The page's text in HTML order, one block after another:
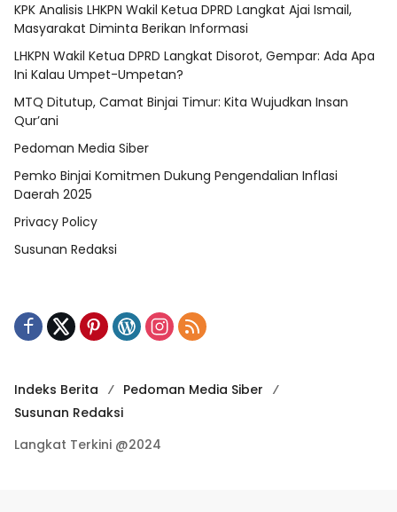
KPK Analisis LHKPN Wakil Ketua DPRD Langkat Ajai Ismail,
Masyarakat Diminta Berikan Informasi
LHKPN Wakil Ketua DPRD Langkat Disorot, Gempar: Ada Apa
Ini Kalau Umpet-Umpetan?
MTQ Ditutup, Camat Binjai Timur: Kita Wujudkan Insan
Qur’ani
Pedoman Media Siber
Pemko Binjai Komitmen Dukung Pengendalian Inflasi
Daerah 2025
Privacy Policy
Susunan Redaksi
Indeks Berita
Pedoman Media Siber
Susunan Redaksi
Langkat Terkini @2024